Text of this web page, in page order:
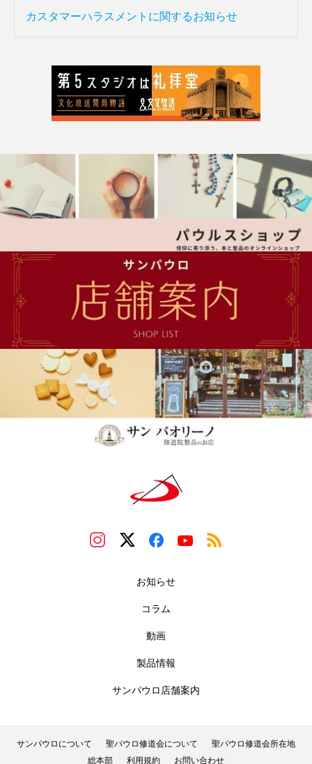
カスタマーハラスメントに関するお知らせ
お知らせ
コラム
動画
製品情報
サンパウロ店舗案内
サンパウロについて 聖パウロ修道会について
聖パウロ修道会所在地
総本部
利用規約 お問い合わせ